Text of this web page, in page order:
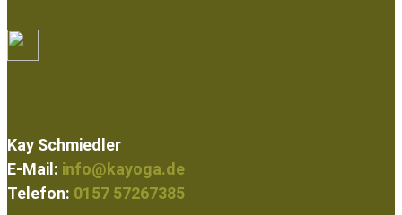
Kay Schmiedler
E-Mail: info@kayoga.de
Telefon: 0157 57267385